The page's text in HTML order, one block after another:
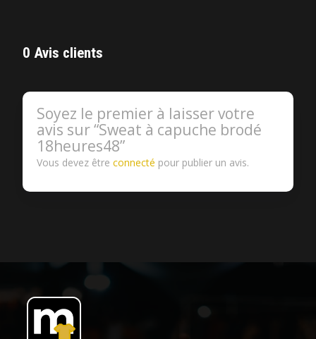
0 Avis clients
Soyez le premier à laisser votre
avis sur “Sweat à capuche brodé
18heures48”
Vous devez êtreconnecté pour publier un avis.